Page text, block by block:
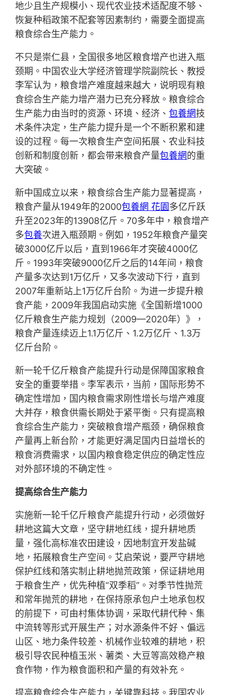
地少且生产规模小、现代农业技术适配度不够、
恢复种稻政策不配套等因素制约，需要全面提高
粮食综合生产能力。
不只是崇仁县，全国很多地区粮食增产也进入瓶
颈期。中国农业大学经济管理学院副院长、教授
李军认为，粮食增产难度越来越大，说明现有粮
食综合生产能力增产潜力已充分释放。粮食综合
生产能力由当时的资源、环境、经济、包養網技
术条件决定，生产能力提升是一个不断积累和建
设的过程。每一次粮食生产空间拓展、农业科技
创新和制度创新，都会带来粮食产量包養網的重
大突破。
新中国成立以来，粮食综合生产能力显著提高，
粮食产量从1949年的2000包養網 花園多亿斤跃
升至2023年的13908亿斤。70多年中，粮食增产
多包養次进入瓶颈期。例如，1952年粮食产量突
破3000亿斤以后，直到1966年才突破4000亿
斤。1993年突破9000亿斤之后的14年间，粮食
产量多次达到1万亿斤，又多次波动下行，直到
2007年重新站上1万亿斤台阶。为进一步提升粮
食产能，2009年我国启动实施《全国新增1000
亿斤粮食生产能力规划（2009—2020年）》，
粮食产量连续迈上1.1万亿斤、1.2万亿斤、1.3万
亿斤台阶。
新一轮千亿斤粮食产能提升行动是保障国家粮食
安全的重要举措。李军表示，当前，国际形势不
确定性增加，国内粮食需求刚性增长与增产难度
大并存，粮食供需长期处于紧平衡。只有提高粮
食综合生产能力，突破粮食增产瓶颈，确保粮食
产量再上新台阶，才能更好满足国内日益增长的
粮食消费需求，以国内粮食稳定供应的确定性应
对外部环境的不确定性。
提高综合生产能力
实施新一轮千亿斤粮食产能提升行动，必须做好
耕地这篇大文章，坚守耕地红线，提升耕地质
量，强化高标准农田建设，因地制宜开发盐碱
地，拓展粮食生产空间。艾启荣说，要严守耕地
保护红线和落实制止耕地抛荒政策，保证耕地用
于粮食生产，优先种植“双季稻”。对季节性抛荒
和常年抛荒的耕地，在保持原承包户土地承包权
的前提下，可由村集体协调，采取代耕代种、集
中流转等形式开展生产；对水源条件不好、偏远
山区、地力条件较差、机械作业较难的耕地，积
极引导农民种植玉米、薯类、大豆等高效稳产粮
食作物，作为粮食面积和产量的有效补充。